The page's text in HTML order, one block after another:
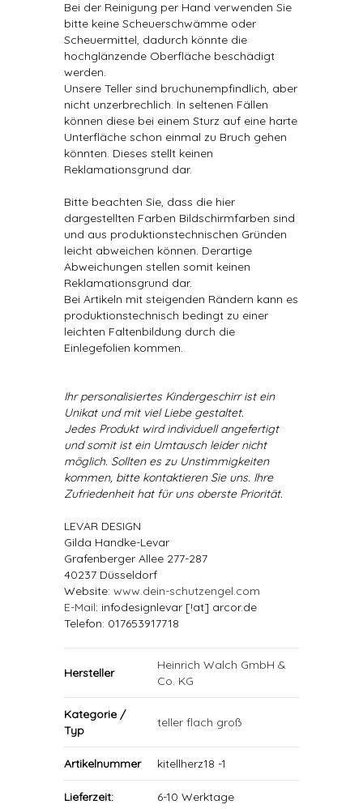
Bei der Reinigung per Hand verwenden Sie
bitte keine Scheuerschwämme oder
Scheuermittel, dadurch könnte die
hochglänzende Oberfläche beschädigt
werden.
Unsere Teller sind bruchunempfindlich, aber
nicht unzerbrechlich. In seltenen Fällen
können diese bei einem Sturz auf eine harte
Unterfläche schon einmal zu Bruch gehen
könnten. Dieses stellt keinen
Reklamationsgrund dar.
Bitte beachten Sie, dass die hier
dargestellten Farben Bildschirmfarben sind
und aus produktionstechnischen Gründen
leicht abweichen können. Derartige
Abweichungen stellen somit keinen
Reklamationsgrund dar.
Bei Artikeln mit steigenden Rändern kann es
produktionstechnisch bedingt zu einer
leichten Faltenbildung durch die
Einlegefolien kommen.
Ihr personalisiertes Kindergeschirr ist ein
Unikat und mit viel Liebe gestaltet.
Jedes Produkt wird individuell angefertigt
und somit ist ein Umtausch leider nicht
möglich. Sollten es zu Unstimmigkeiten
kommen, bitte kontaktieren Sie uns. Ihre
Zufriedenheit hat für uns oberste Priorität.
LEVAR DESIGN
Gilda Handke-Levar
Grafenberger Allee 277-287
40237 Düsseldorf
Website: www.dein-schutzengel.com
E-Mail: infodesignlevar [!at] arcor.de
Telefon: 017653917718
Hersteller
Heinrich Walch GmbH &
Co. KG
Kategorie /
Typ
teller flach groß
Artikelnummer kitellherz18 -1
Lieferzeit: 6-10 Werktage